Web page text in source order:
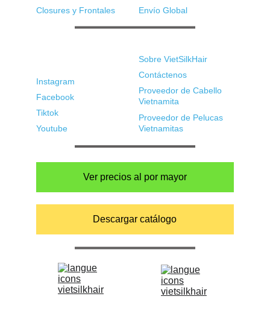
Sobre VietSilkHair
Contáctenos
Proveedor de Cabello
Vietnamita
Proveedor de Pelucas
Vietnamitas
Closures y Frontales
Instagram
Facebook
Tiktok
Youtube
Envío Global
Ver precios al por mayor
Descargar catálogo